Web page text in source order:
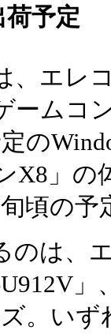
予定
、エレ
ームコ
の
X8」の
頃の予
は、
U912V
。い